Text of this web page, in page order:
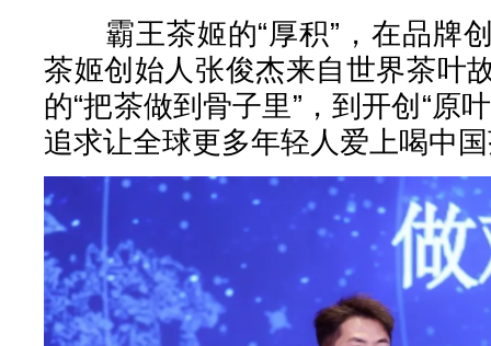
霸王茶姬的“厚积”，在品牌
茶姬创始人张俊杰来自世界茶叶
的“把茶做到骨子里”，到开创“原
追求让全球更多年轻人爱上喝中